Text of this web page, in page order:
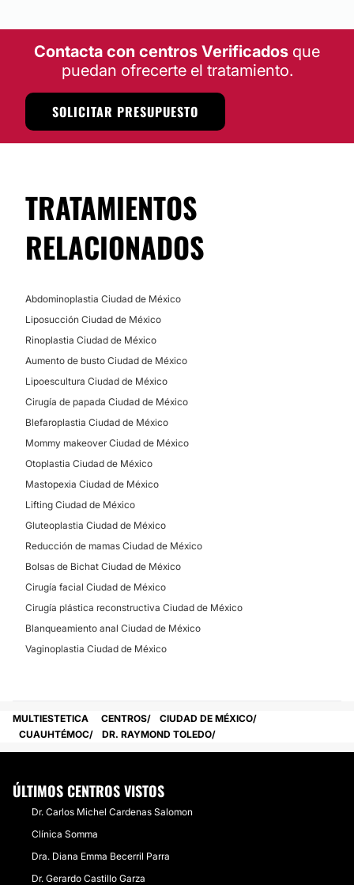
Contacta con centros Verificados que
puedan ofrecerte el tratamiento.
SOLICITAR PRESUPUESTO
TRATAMIENTOS
RELACIONADOS
Abdominoplastia Ciudad de México
Liposucción Ciudad de México
Rinoplastia Ciudad de México
Aumento de busto Ciudad de México
Lipoescultura Ciudad de México
Cirugía de papada Ciudad de México
Blefaroplastia Ciudad de México
Mommy makeover Ciudad de México
Otoplastia Ciudad de México
Mastopexia Ciudad de México
Lifting Ciudad de México
Gluteoplastia Ciudad de México
Reducción de mamas Ciudad de México
Bolsas de Bichat Ciudad de México
Cirugía facial Ciudad de México
Cirugía plástica reconstructiva Ciudad de México
Blanqueamiento anal Ciudad de México
Vaginoplastia Ciudad de México
MULTIESTETICA CENTROS
CIUDAD DE MÉXICO
CUAUHTÉMOC
DR. RAYMOND TOLEDO
ÚLTIMOS CENTROS VISTOS
Dr. Carlos Michel Cardenas Salomon
Clínica Somma
Dra. Diana Emma Becerril Parra
Dr. Gerardo Castillo Garza